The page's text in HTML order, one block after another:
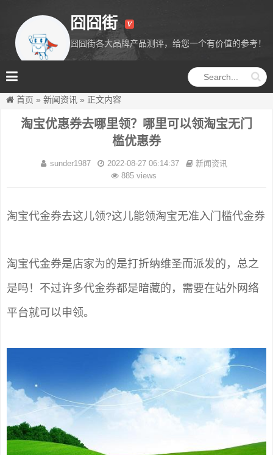
囧囧街
囧囧街各大品牌产品测评，给您一个有价值的参考！
首页 » 新闻资讯 » 正文内容
淘宝优惠券去哪里领？哪里可以领淘宝无门
槛优惠券
sunder1987 2022-08-27 06:14:37
新闻资讯
885 views
淘宝代金券去这儿领?这儿能领淘宝无准入门槛代金券
淘宝代金券是店家为的是打折纳维圣而派发的，总之
是吗！不过许多代金券都是暗藏的，需要在站外网络
平台就可以申领。